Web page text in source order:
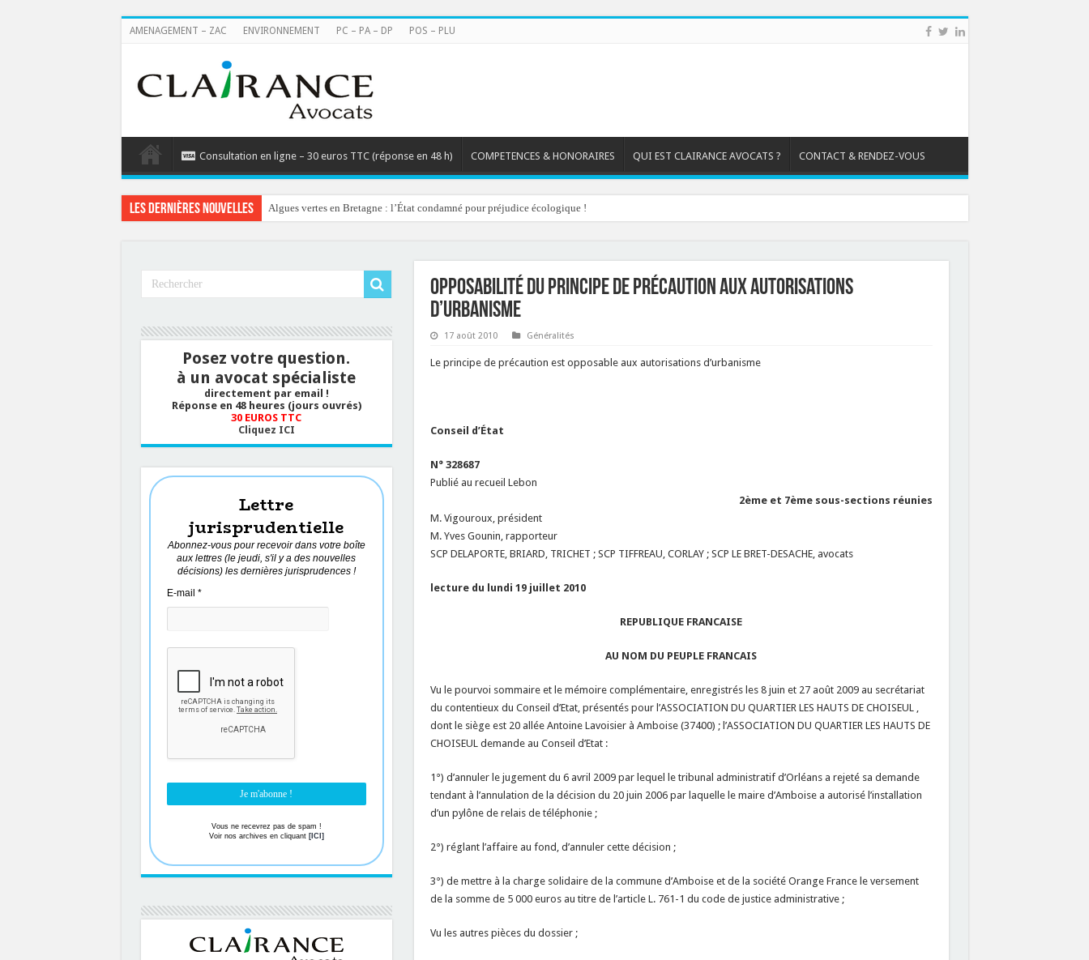
AMENAGEMENT – ZAC ENVIRONNEMENT PC – PA – DP POS – PLU
Consultation en ligne – 30 euros TTC (réponse en 48 h) COMPETENCES & HONORAIRES QUI EST CLAIRANCE AVOCATS ? CONTACT & RENDEZ-VOUS
Les dernières nouvelles Algues vertes en Bretagne : l’État condamné pour préjudice écologique !
Opposabilité du principe de précaution aux autorisations
d’urbanisme
17 août 2010 Généralités
Le principe de précaution est opposable aux autorisations d’urbanisme
Conseil d’État
N° 328687
Publié au recueil Lebon
2ème et 7ème sous-sections réunies
M. Vigouroux, président
M. Yves Gounin, rapporteur
SCP DELAPORTE, BRIARD, TRICHET ; SCP TIFFREAU, CORLAY ; SCP LE BRET-DESACHE, avocats
lecture du lundi 19 juillet 2010
REPUBLIQUE FRANCAISE
AU NOM DU PEUPLE FRANCAIS
Vu le pourvoi sommaire et le mémoire complémentaire, enregistrés les 8 juin et 27 août 2009 au secrétariat
du contentieux du Conseil d’Etat, présentés pour l’ASSOCIATION DU QUARTIER LES HAUTS DE CHOISEUL ,
dont le siège est 20 allée Antoine Lavoisier à Amboise (37400) ; l’ASSOCIATION DU QUARTIER LES HAUTS DE
CHOISEUL demande au Conseil d’Etat :
1°) d’annuler le jugement du 6 avril 2009 par lequel le tribunal administratif d’Orléans a rejeté sa demande
tendant à l’annulation de la décision du 20 juin 2006 par laquelle le maire d’Amboise a autorisé l’installation
d’un pylône de relais de téléphonie ;
2°) réglant l’affaire au fond, d’annuler cette décision ;
3°) de mettre à la charge solidaire de la commune d’Amboise et de la société Orange France le versement
de la somme de 5 000 euros au titre de l’article L. 761-1 du code de justice administrative ;
Vu les autres pièces du dossier ;
Posez votre question.
à un avocat spécialiste
directement par email !
Réponse en 48 heures (jours ouvrés)
30 EUROS TTC
Cliquez ICI
Lettre
jurisprudentielle
Abonnez-vous pour recevoir dans votre boîte
aux lettres (le jeudi, s'il y a des nouvelles
décisions) les dernières jurisprudences !
E-mail *
Vous ne recevrez pas de spam !
Voir nos archives en cliquant [ICI]